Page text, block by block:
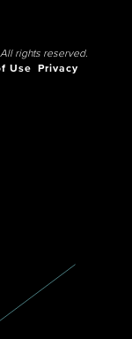
rights reserved.
Use
Privacy